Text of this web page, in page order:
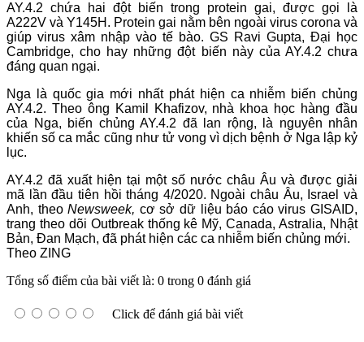
AY.4.2 chứa hai đột biến trong protein gai, được gọi là
A222V và Y145H. Protein gai nằm bên ngoài virus corona và
giúp virus xâm nhập vào tế bào. GS Ravi Gupta, Đại học
Cambridge, cho hay những đột biến này của AY.4.2 chưa
đáng quan ngại.
Nga là quốc gia mới nhất phát hiện ca nhiễm biến chủng
AY.4.2. Theo ông Kamil Khafizov, nhà khoa học hàng đầu
của Nga, biến chủng AY.4.2 đã lan rộng, là nguyên nhân
khiến số ca mắc cũng như tử vong vì dịch bệnh ở Nga lập kỷ
lục.
AY.4.2 đã xuất hiện tại một số nước châu Âu và được giải
mã lần đầu tiên hồi tháng 4/2020. Ngoài châu Âu, Israel và
Anh, theoNewsweek, cơ sở dữ liệu báo cáo virus GISAID,
trang theo dõi Outbreak thống kê Mỹ, Canada, Astralia, Nhật
Bản, Đan Mạch, đã phát hiện các ca nhiễm biến chủng mới.
​​​​​​​Theo ZING
Tổng số điểm của bài viết là: 0 trong 0 đánh giá
Click để đánh giá bài viết